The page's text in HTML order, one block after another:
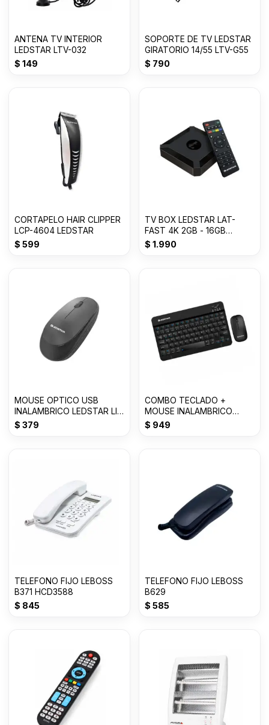
ANTENA TV INTERIOR
LEDSTAR LTV-032
$ 149
SOPORTE DE TV LEDSTAR
GIRATORIO 14/55 LTV-G55
$ 790
CORTAPELO HAIR CLIPPER
LCP-4604 LEDSTAR
$ 599
TV BOX LEDSTAR LAT-
FAST 4K 2GB - 16GB
ANDROI 10
$ 1.990
MOUSE OPTICO USB
INALAMBRICO LEDSTAR LI-
M02
$ 379
COMBO TECLADO +
MOUSE INALAMBRICO
LEDSTAR LI-T01
$ 949
TELEFONO FIJO LEBOSS
B371 HCD3588
$ 845
TELEFONO FIJO LEBOSS
B629
$ 585